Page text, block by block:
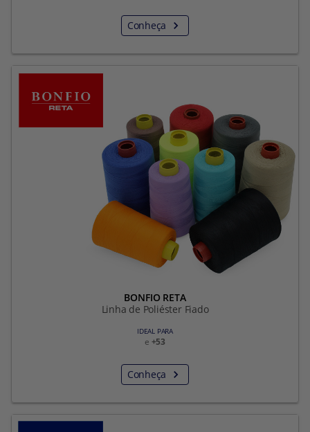
Conheça
BONFIO RETA
Linha de Poliéster Fiado
IDEAL PARA
e +53
Conheça